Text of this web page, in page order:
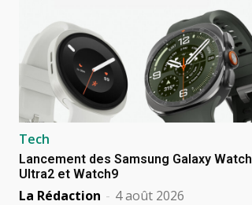
Tech
Lancement des Samsung Galaxy Watch
Ultra2 et Watch9
La Rédaction - 4 août 2026